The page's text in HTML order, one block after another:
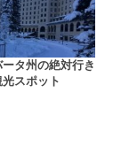
タ州の絶対行き
スポット